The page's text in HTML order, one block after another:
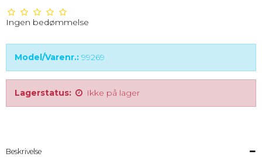
Ingen bedømmelse
Model/Varenr.: 99269
Lagerstatus: Ikke på lager
Beskrivelse